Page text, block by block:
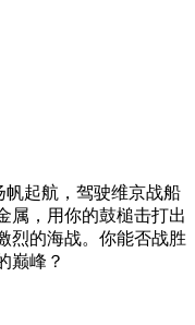
帆起航，驾驶维京战船
属，用你的鼓槌击打出
烈的海战。你能否战胜
巅峰？